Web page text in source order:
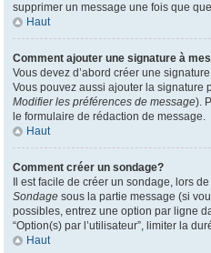
supprimer un message une fois que
Haut
Comment ajouter une signature à
Vous devez d’abord créer une
Vous pouvez aussi ajouter la signature
Modifier les préférences de message).
le formulaire de rédaction de message.
Haut
Comment créer un sondage?
Il est facile de créer un sondage, lors
Sondage sous la partie message (si
possibles, entrez une option par ligne
“Option(s) par l’utilisateur”, limiter la
Haut